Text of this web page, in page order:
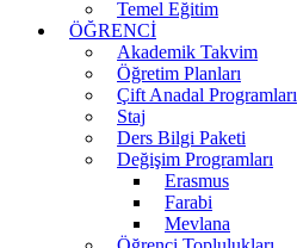
Temel Eğitim
ÖĞRENCİ
Akademik Takvim
Öğretim Planları
Çift Anadal Programları
Staj
Ders Bilgi Paketi
Değişim Programları
Erasmus
Farabi
Mevlana